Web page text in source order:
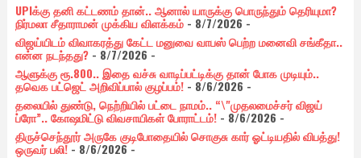
UPIக்கு தனி கட்டணம் தான்.. ஆனால் யாருக்கு பொருந்தும் தெரியுமா?
நிர்மலா சீதாராமன் முக்கிய விளக்கம்- 8/7/2026 -
விஜய்யிடம் விவாகரத்து கேட்ட மனுவை வாபஸ் பெற்ற மனைவி சங்கீதா..
என்ன நடந்தது?- 8/7/2026 -
ஆளுக்கு ரூ.800.. இதை வச்சு வாடிப்பட்டிக்கு தான் போக முடியும்..
தவெக பட்ஜெட் அறிவிப்பால் குழப்பம்!- 8/6/2026 -
தலையில் துண்டு, நெற்றியில் பட்டை நாமம்.. “\"முதலமைச்சர் விஜய்
ப்ரோ”.. கோஷமிட்டு விவசாயிகள் போராட்டம்!- 8/6/2026 -
திருச்செந்தூர் அருகே குடிபோதையில் சொகுசு கார் ஓட்டியதில் விபத்து!
ஒருவர் பலி!- 8/6/2026-